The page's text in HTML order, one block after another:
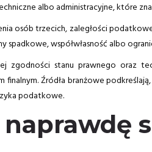
albo administracyjne, które
osób trzecich, zaległości
współwłasność albo
zgodności stanu prawnego oraz
Źródła branżowe
podatkowe.